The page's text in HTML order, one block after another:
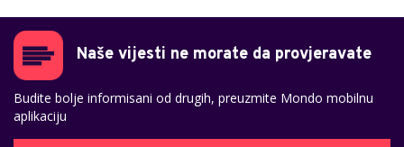
Naše vijesti ne morate da provjeravate
Budite bolje informisani od drugih, preuzmite Mondo mobilnu
aplikaciju